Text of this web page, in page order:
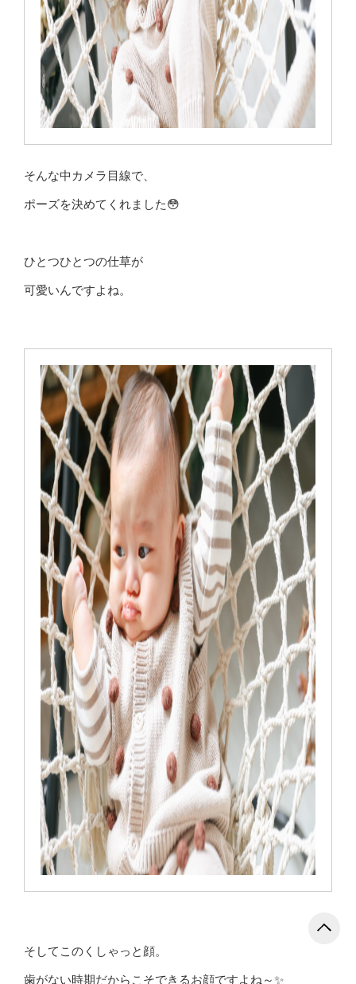
そんな中カメラ目線で、
ポーズを決めてくれました😳
ひとつひとつの仕草が
可愛いんですよね。
そしてこのくしゃっと顔。
歯がない時期だからこそできるお顔ですよね～✨